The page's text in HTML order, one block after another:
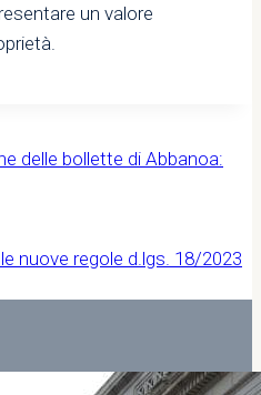
un valore
delle bollette di Abbanoa:
nuove regole d.lgs. 18/2023